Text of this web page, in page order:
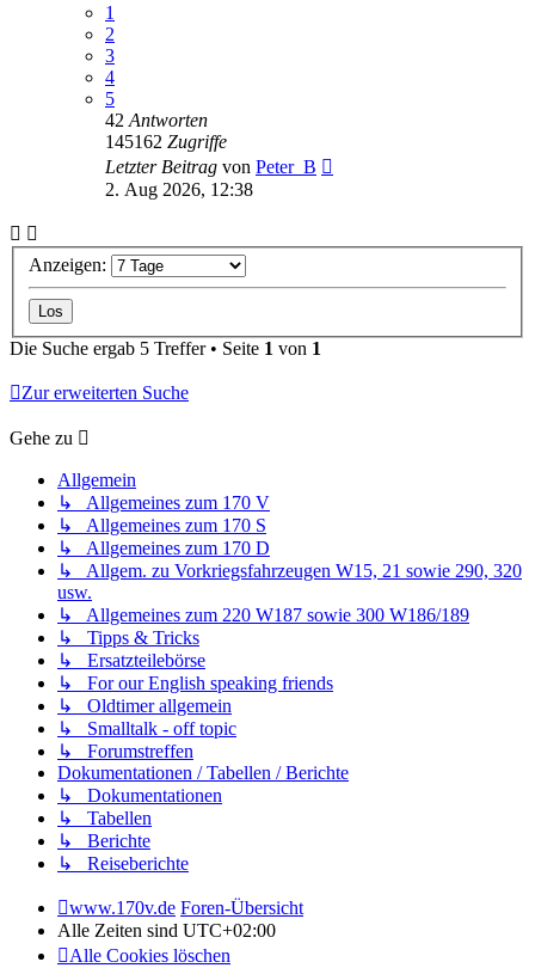
1
2
3
4
5
42 Antworten
145162 Zugriffe
Letzter Beitrag von Peter_B
2. Aug 2026, 12:38
Anzeigen:
Die Suche ergab 5 Treffer • Seite 1 von 1
Zur erweiterten Suche
Gehe zu
Allgemein
↳ Allgemeines zum 170 V
↳ Allgemeines zum 170 S
↳ Allgemeines zum 170 D
↳ Allgem. zu Vorkriegsfahrzeugen W15, 21 sowie 290, 320
usw.
↳ Allgemeines zum 220 W187 sowie 300 W186/189
↳ Tipps & Tricks
↳ Ersatzteilebörse
↳ For our English speaking friends
↳ Oldtimer allgemein
↳ Smalltalk - off topic
↳ Forumstreffen
Dokumentationen / Tabellen / Berichte
↳ Dokumentationen
↳ Tabellen
↳ Berichte
↳ Reiseberichte
www.170v.de Foren-Übersicht
Alle Zeiten sind UTC+02:00
Alle Cookies löschen